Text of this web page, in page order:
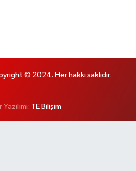
© 2024. Her hakkı saklıdır.
TE Bilişim